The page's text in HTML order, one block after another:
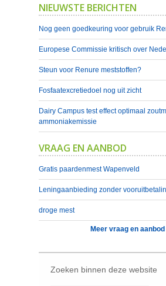
NIEUWSTE BERICHTEN
Nog geen goedkeuring voor gebruik
Europese Commissie kritisch over
Steun voor Renure meststoffen?
Fosfaatexcretiedoel nog uit zicht
Dairy Campus test effect optimaal
ammoniakemissie
VRAAG EN AANBOD
Gratis paardenmest Wapenveld
Leningaanbieding zonder
droge mest
Meer vraag en
Zoeken binnen deze website